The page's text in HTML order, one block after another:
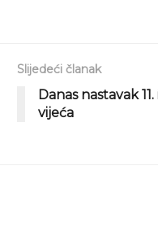
Slijedeći članak
Danas nastavak
vijeća